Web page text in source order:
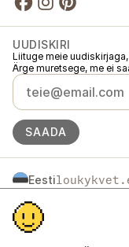
UUDISKIRI
Liituge meie
Ärge muretsege, me ei
SAADA
Eesti
Slovensko
Polska
© 2016 →
Loukykvět s.r.o. on